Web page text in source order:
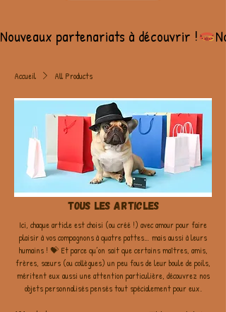
Nouveaux partenariats à découvrir !
Accueil All Products
Tous les articles
Ici, chaque article est choisi (ou créé !) avec amour pour faire
plaisir à vos compagnons à quatre pattes… mais aussi à leurs
humains ! 💝 Et parce qu’on sait que certains maîtres, amis,
frères, sœurs (ou collègues) un peu fous de leur boule de poils,
méritent eux aussi une attention particulière, découvrez nos
objets personnalisés pensés tout spécialement pour eux.